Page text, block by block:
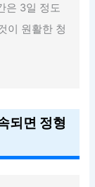
은 3일 정도
이 원활한 청
되면 정형